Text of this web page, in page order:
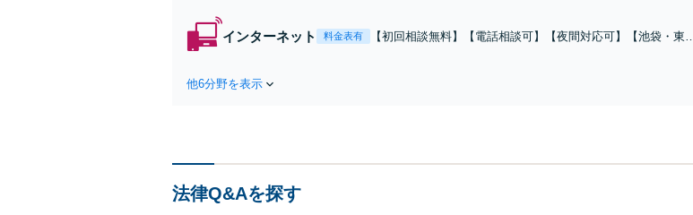
であっても毅然と対応します。おまかせください。
インターネット 料金表有
【初回相談無料】【電話相談可】【夜間対応可】【池袋・東池
他6分野を表示
法律Q&Aを探す